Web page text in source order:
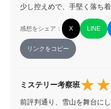
少し控えめで、手堅く落ち
感想をシェア： X LINE
リンクをコピー
ミステリー考察班
前評判通り、雪山を舞台に